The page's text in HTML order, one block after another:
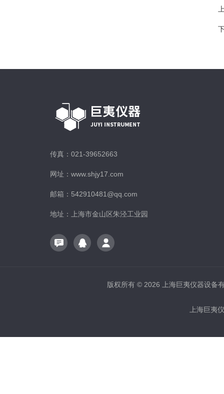
传真：021-39652663
网址：www.shjy17.com
邮箱：542910481@qq.com
地址：上海市金山区朱泾工业园
版权所有 © 2026 上海巨夷仪器设
上海巨夷